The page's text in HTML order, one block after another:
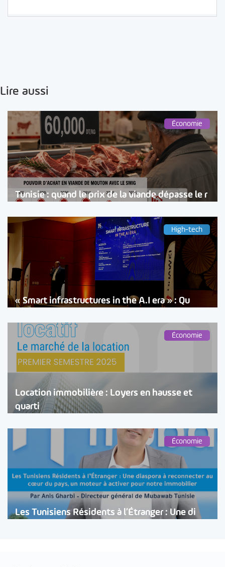
Lire aussi
Économie
Tunisie : quand le prix de la viande dépasse le r
High-tech
« Smart infrastructures in the A.I era » : Qu
Économie
Location immobilière : Loyers en hausse et
quarti
Économie
Les Tunisiens Résidents à l’Étranger : Une di